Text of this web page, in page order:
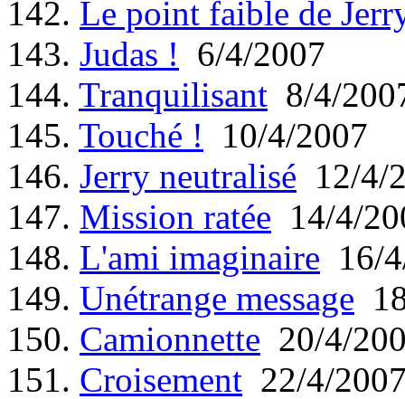
142. Le point faible de
143. Judas ! 6/4/2007
144. Tranquilisant 8/4/
145. Touché ! 10/4/2007
146. Jerry neutralisé 12/4/
147. Mission ratée 14/4/
148. L'ami imaginaire 16/
149. Unétrange message
150. Camionnette 20/4/
151. Croisement 22/4/